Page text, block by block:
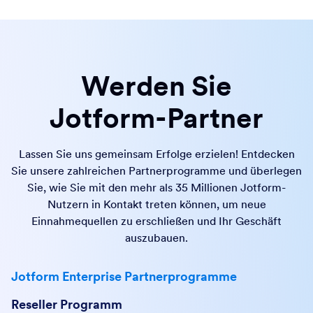
Werden Sie
Jotform-Partner
Lassen Sie uns gemeinsam Erfolge erzielen! Entdecken
Sie unsere zahlreichen Partnerprogramme und überlegen
Sie, wie Sie mit den mehr als 35 Millionen Jotform-
Nutzern in Kontakt treten können, um neue
Einnahmequellen zu erschließen und Ihr Geschäft
auszubauen.
Jotform Enterprise Partnerprogramme
Reseller Programm